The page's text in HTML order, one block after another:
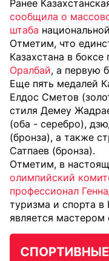
Ранее
сообщила о
штаба
Отметим, что
Казахстана в боксе
Оралбай, а первую
Еще пять медалей
Елдос Сметов
стиля Демеу
(оба - серебро),
(бронза), а также
Сатпаев (бронза).
Отметим, в
олимпийский
профессионал
туризма и спорта
является мастером